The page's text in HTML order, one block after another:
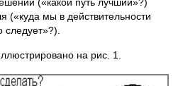
(«куда мы в действительности
следует»?).
на рис. 1.